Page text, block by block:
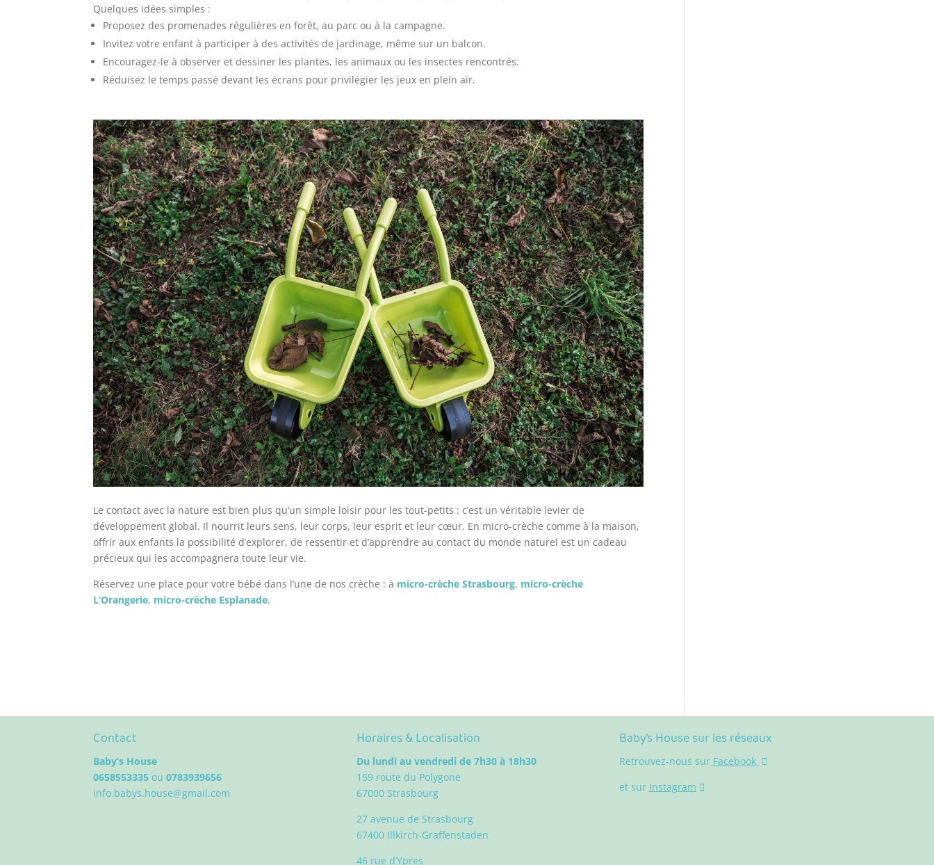
Quelques idées simples :
Proposez des promenades régulières en forêt, au parc ou à la campagne.
Invitez votre enfant à participer à des activités de jardinage, même sur un balcon.
Encouragez-le à observer et dessiner les plantes, les animaux ou les insectes rencontrés.
Réduisez le temps passé devant les écrans pour privilégier les jeux en plein air.
Le contact avec la nature est bien plus qu’un simple loisir pour les tout-petits : c’est un véritable levier de
développement global. Il nourrit leurs sens, leur corps, leur esprit et leur cœur. En micro-crèche comme à la maison,
offrir aux enfants la possibilité d’explorer, de ressentir et d’apprendre au contact du monde naturel est un cadeau
précieux qui les accompagnera toute leur vie.
Réservez une place pour votre bébé dans l’une de nos crèche : à micro-crèche Strasbourg, micro-crèche
L’Orangerie, micro-crèche Esplanade.
Contact
Baby’s House
0658553335 ou0783939656
info.babys.house@gmail.com
Horaires & Localisation
Du lundi au vendredi de 7h30 à 18h30
159 route du Polygone
67000 Strasbourg
27 avenue de Strasbourg
67400 Illkirch-Graffenstaden
46 rue d’Ypres
Baby’s House sur les réseaux
Retrouvez-nous surFacebook
et sur Instagram